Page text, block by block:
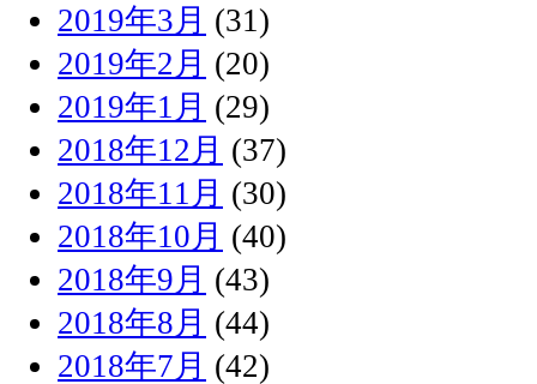
2019年3月 (31)
2019年2月 (20)
2019年1月 (29)
2018年12月 (37)
2018年11月 (30)
2018年10月 (40)
2018年9月 (43)
2018年8月 (44)
2018年7月 (42)